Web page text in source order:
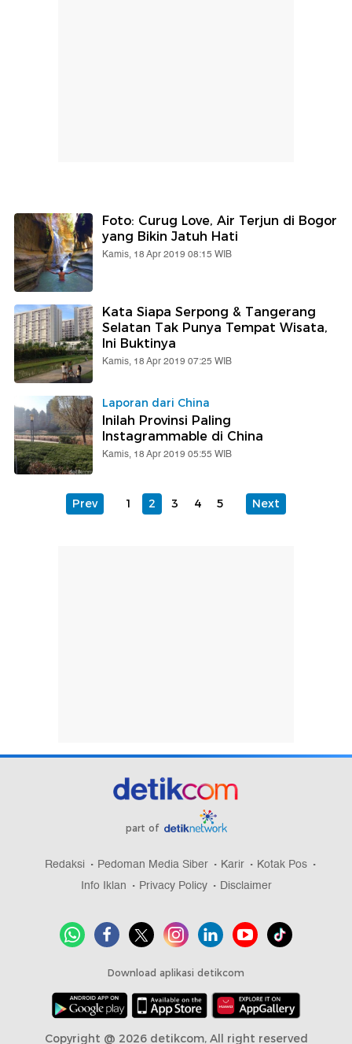
Foto: Curug Love, Air Terjun di Bogor
yang Bikin Jatuh Hati
Kamis, 18 Apr 2019 08:15 WIB
Kata Siapa Serpong & Tangerang
Selatan Tak Punya Tempat Wisata,
Ini Buktinya
Kamis, 18 Apr 2019 07:25 WIB
Laporan dari China
Inilah Provinsi Paling
Instagrammable di China
Kamis, 18 Apr 2019 05:55 WIB
Prev 1 2 3 4 5 Next
part of
Redaksi Pedoman Media Siber Karir
Kotak Pos
Info Iklan
Privacy Policy Disclaimer
Download aplikasi detikcom
Copyright @ 2026 detikcom, All right reserved